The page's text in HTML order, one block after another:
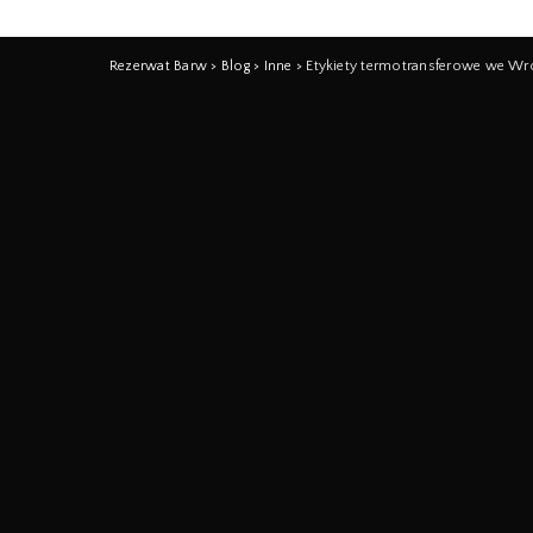
Rezerwat Barw > Blog> Inne > Etykiety termotransferowe we